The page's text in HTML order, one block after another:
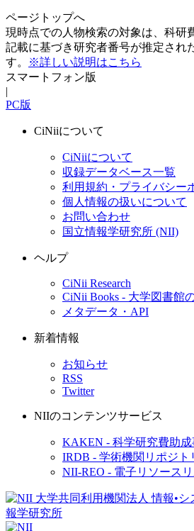
ページトップへ
現時点での人物検索の対象は、科研
記載に基づき研究者番号が推定され
す。
※詳しい説明はこちら
スマートフォン版
|
PC版
CiNiiについて
CiNiiについて
収録データベース一覧
利用規約・プライバシー
個人情報の扱いについて
お問い合わせ
国立情報学研究所 (NII)
ヘルプ
CiNii Research
CiNii Books - 大学図書館
メタデータ・API
新着情報
お知らせ
RSS
Twitter
NIIのコンテンツサービス
KAKEN - 科学研究費助
IRDB - 学術機関リポジト
NII-REO - 電子リソース